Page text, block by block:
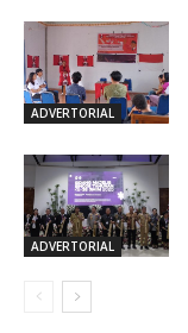
ADVERTORIAL
ADVERTORIAL